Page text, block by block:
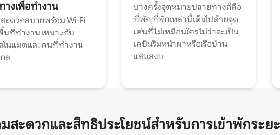
างเพื่อทำงาน
ะดวกสบายพร้อม Wi-Fi
นที่ทำงาน เหมาะกับ
โนแมดและคนที่ทำงาน
ล
บางครั้งจุดหมายปลายทางก็คือ
ที่พัก ที่พักเหล่านี้เต็มไปด้วยจุด
เด่นที่ไม่เหมือนใคร ไม่ว่าจะเป็น
เคบินริมหน้าผาหรือเรือบ้าน
แสนสงบ
สะดวกและสิทธิประโยชน์สำหรับการเข้าพักระย